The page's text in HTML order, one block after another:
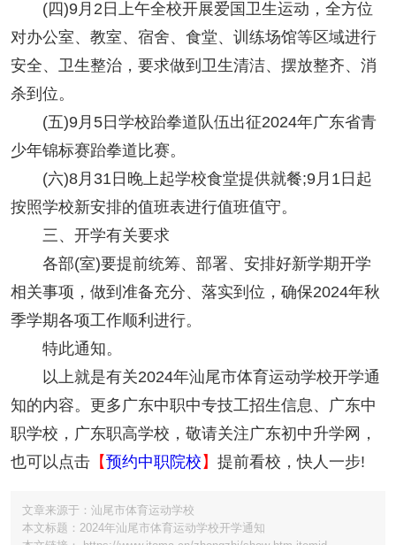
(四)9月2日上午全校开展爱国卫生运动，全方位
对办公室、教室、宿舍、食堂、训练场馆等区域进行
安全、卫生整治，要求做到卫生清洁、摆放整齐、消
杀到位。
(五)9月5日学校跆拳道队伍出征2024年广东省青
少年锦标赛跆拳道比赛。
(六)8月31日晚上起学校食堂提供就餐;9月1日起
按照学校新安排的值班表进行值班值守。
三、开学有关要求
各部(室)要提前统筹、部署、安排好新学期开学
相关事项，做到准备充分、落实到位，确保2024年秋
季学期各项工作顺利进行。
特此通知。
以上就是有关2024年汕尾市体育运动学校开学通
知的内容。更多广东中职中专技工招生信息、广东中
职学校，广东职高学校，敬请关注广东初中升学网，
也可以点击【预约中职院校 】 提前看校，快人一步!
文章来源于：汕尾市体育运动学校
本文标题：2024年汕尾市体育运动学校开学通知